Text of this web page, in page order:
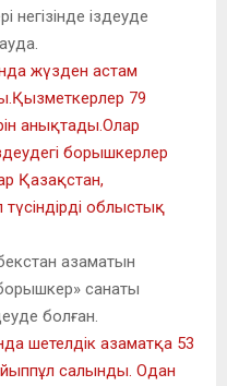
іздеуде
жүзден астам
79
анықтады.Олар
борышкерлер
Қазақстан,
облыстық
азаматын
санаты
болған.
шетелдік азаматқа 53
айыппұл салынды. Одан